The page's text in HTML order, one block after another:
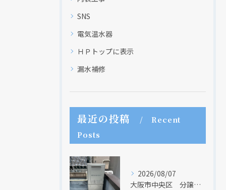
SNS
電気温水器
ＨＰトップに表示
漏水補修
最近の投稿
Recent
Posts
2026/08/07
大阪市中央区 分譲マンションの給湯器取替リフォーム工事 UV除菌機能搭載給湯器